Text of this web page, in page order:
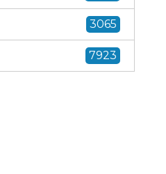
3065
7923